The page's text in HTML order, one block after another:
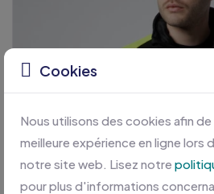
Cookies
Nous utilisons des cookies afin
meilleure expérience en ligne lors
notre site web. Lisez notre
pour plus d'informations